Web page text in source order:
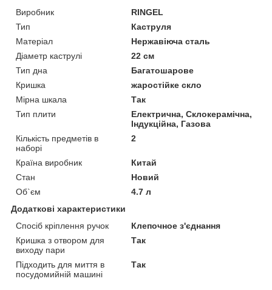
Виробник
RINGEL
Тип
Каструля
Матеріал
Нержавіюча сталь
Діаметр каструлі
22 см
Тип дна
Багатошарове
Кришка
жаростійке скло
Мірна шкала
Так
Тип плити
Електрична, Склокерамічна,
Індукційна, Газова
Кількість предметів в
наборі
2
Країна виробник
Китай
Стан
Новий
Об`єм
4.7 л
Додаткові характеристики
Спосіб кріплення ручок
Клепочное з'єднання
Кришка з отвором для
виходу пари
Так
Підходить для миття в
посудомийній машині
Так